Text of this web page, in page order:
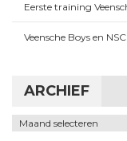
Eerste training
Veensche Boys en
ARCHIEF
Archief